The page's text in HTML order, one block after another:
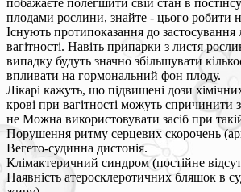
плодами рослини, знайте - цього робити
Існують протипоказання до застосування
вагітності. Навіть припарки з листя
випадку будуть значно збільшувати
впливати на гормональний фон плоду.
Лікарі кажуть, що підвищені дози
крові при вагітності можуть спричинити
не Можна використовувати засіб при
Порушення ритму серцевих скорочень
Вегето-судинна дистонія.
Клімактеричний синдром (постійне
Наявність атеросклеротичних бляшок в